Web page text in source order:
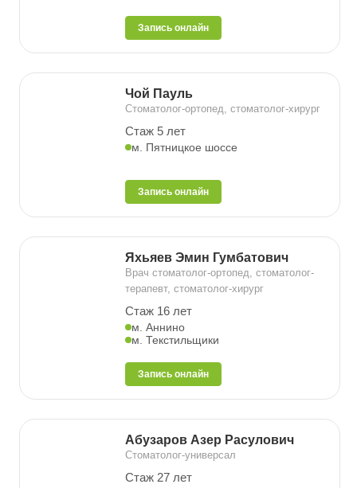
Запись онлайн
Чой Пауль
Стоматолог-ортопед, стоматолог-хирург
Стаж 5 лет
м. Пятницкое шоссе
Запись онлайн
Яхьяев Эмин Гумбатович
Врач стоматолог-ортопед, стоматолог-
терапевт, стоматолог-хирург
Стаж 16 лет
м. Аннино
м. Текстильщики
Запись онлайн
Абузаров Азер Расулович
Стоматолог-универсал
Стаж 27 лет